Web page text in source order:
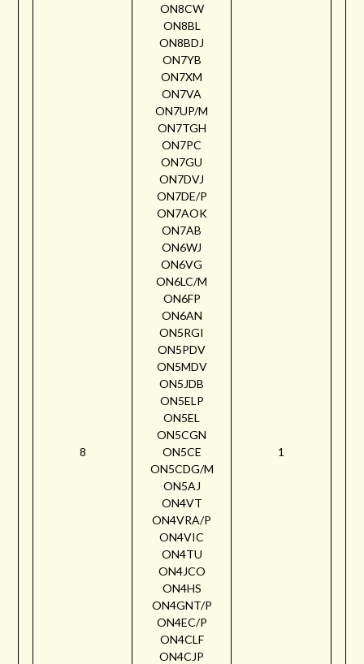
8
ON8CW
ON8BL
ON8BDJ
ON7YB
ON7XM
ON7VA
ON7UP/M
ON7TGH
ON7PC
ON7GU
ON7DVJ
ON7DE/P
ON7AOK
ON7AB
ON6WJ
ON6VG
ON6LC/M
ON6FP
ON6AN
ON5RGI
ON5PDV
ON5MDV
ON5JDB
ON5ELP
ON5EL
ON5CGN
ON5CE
ON5CDG/M
ON5AJ
ON4VT
ON4VRA/P
ON4VIC
ON4TU
ON4JCO
ON4HS
ON4GNT/P
ON4EC/P
ON4CLF
ON4CJP
1